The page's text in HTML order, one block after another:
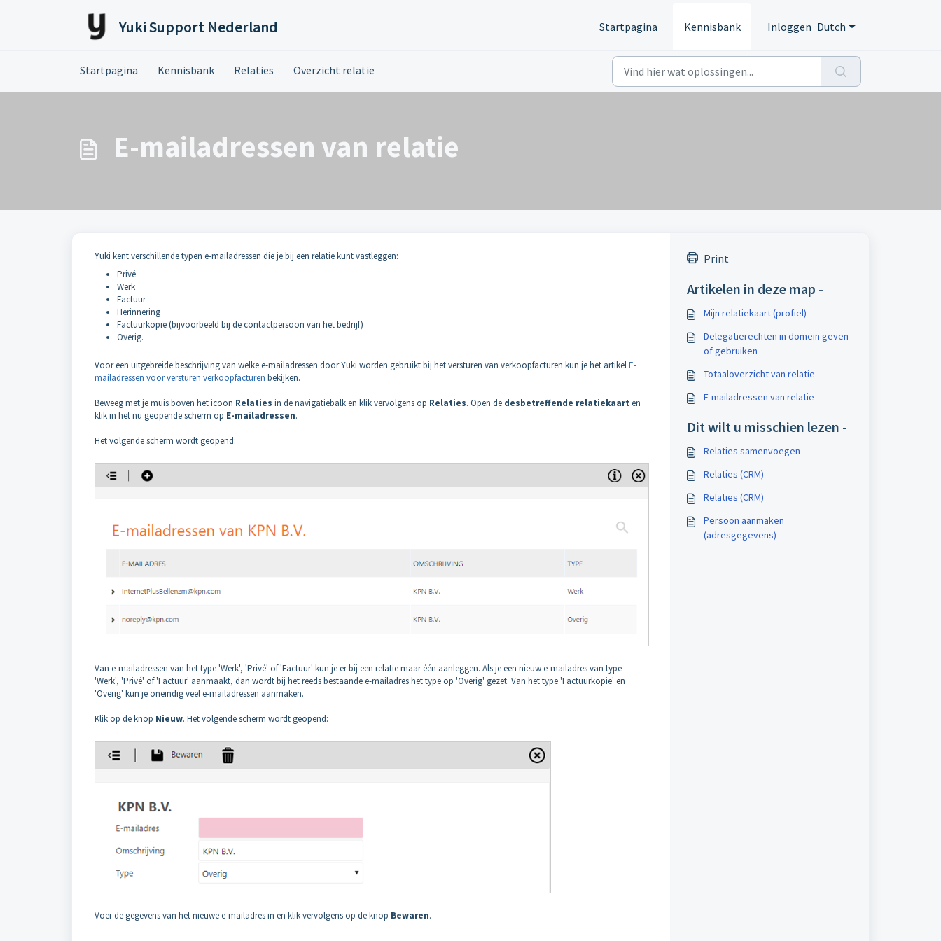
Yuki Support Nederland Startpagina Kennisbank Inloggen Dutch
Startpagina Kennisbank Relaties Overzicht relatie
E-mailadressen van relatie
Yuki kent verschillende typen e-mailadressen die je bij een relatie kunt vastleggen:
Privé
Werk
Factuur
Herinnering
Factuurkopie (bijvoorbeeld bij de contactpersoon van het bedrijf)
Overig.
Voor een uitgebreide beschrijving van welke e-mailadressen door Yuki worden gebruikt bij het versturen van verkoopfacturen kun je het artikelE-
mailadressen voor versturen verkoopfacturen bekijken.
Beweeg met je muis boven het icoon Relaties in de navigatiebalk en klik vervolgens op Relaties. Open de desbetreffende relatiekaart en
klik in het nu geopende scherm op E-mailadressen.
Het volgende scherm wordt geopend:
Van e-mailadressen van het type 'Werk', 'Privé' of 'Factuur' kun je er bij een relatie maar één aanleggen. Als je een nieuw e-mailadres van type
'Werk', 'Privé' of 'Factuur' aanmaakt, dan wordt bij het reeds bestaande e-mailadres het type op 'Overig' gezet. Van het type 'Factuurkopie' en
'Overig' kun je oneindig veel e-mailadressen aanmaken.
Klik op de knop Nieuw. Het volgende scherm wordt geopend:
Voer de gegevens van het nieuwe e-mailadres in en klik vervolgens op de knop Bewaren.
Print
Artikelen in deze map -
Mijn relatiekaart (profiel)
Delegatierechten in domein geven
of gebruiken
Totaaloverzicht van relatie
E-mailadressen van relatie
Dit wilt u misschien lezen -
Relaties samenvoegen
Relaties (CRM)
Relaties (CRM)
Persoon aanmaken
(adresgegevens)